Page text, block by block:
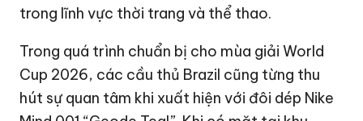
trong lĩnh vực thời trang và thể thao.
Trong quá trình chuẩn bị cho mùa giải World
Cup 2026, các cầu thủ Brazil cũng từng thu
hút sự quan tâm khi xuất hiện với đôi dép Nike